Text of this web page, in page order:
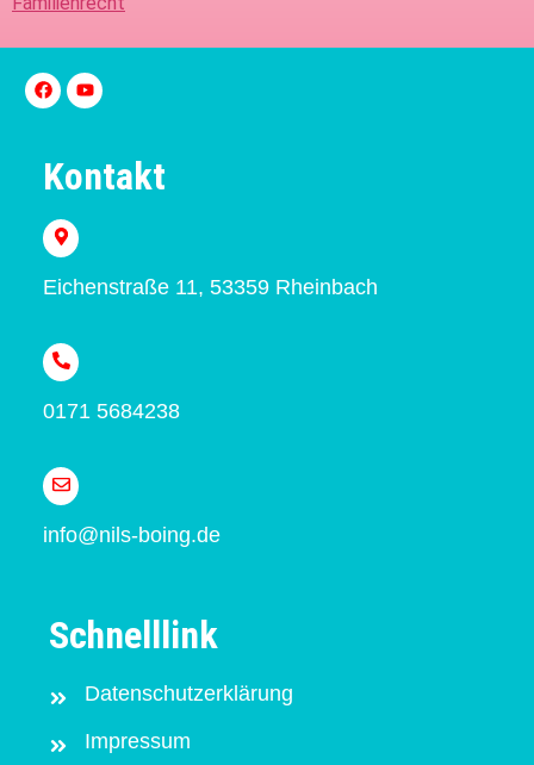
Kontakt
Eichenstraße 11, 53359 Rheinbach
0171 5684238
info@nils-boing.de
Schnelllink
Datenschutz­erklärung
Impressum